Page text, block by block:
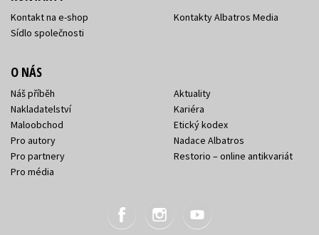
Kontakt na e-shop
Sídlo společnosti
Kontakty Albatros Media
O NÁS
Náš příběh
Nakladatelství
Maloobchod
Pro autory
Pro partnery
Pro média
Aktuality
Kariéra
Etický kodex
Nadace Albatros
Restorio – online antikvariát